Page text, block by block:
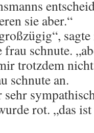
sie aber.“
schnute.
trotzdem
schnute an.
rot. „das